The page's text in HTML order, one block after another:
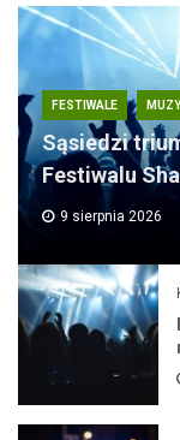
FESTIWALE
Sąsiedzi
Festiwalu
9 sierpnia 2026